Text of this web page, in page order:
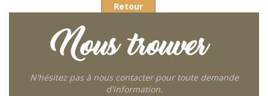
Retour
Nous trouver
N'hésitez pas à nous contacter pour toute demande
d'information.